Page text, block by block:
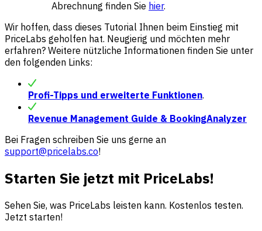
Abrechnung finden Sie hier.
Wir hoffen, dass dieses Tutorial Ihnen beim Einstieg mit
PriceLabs geholfen hat. Neugierig und möchten mehr
erfahren? Weitere nützliche Informationen finden Sie unter
den folgenden Links:
Profi-Tipps und erweiterte Funktionen.
Revenue Management Guide & BookingAnalyzer
Bei Fragen schreiben Sie uns gerne an
support@pricelabs.co!
Starten Sie jetzt mit PriceLabs!
Sehen Sie, was PriceLabs leisten kann. Kostenlos testen.
Jetzt starten!